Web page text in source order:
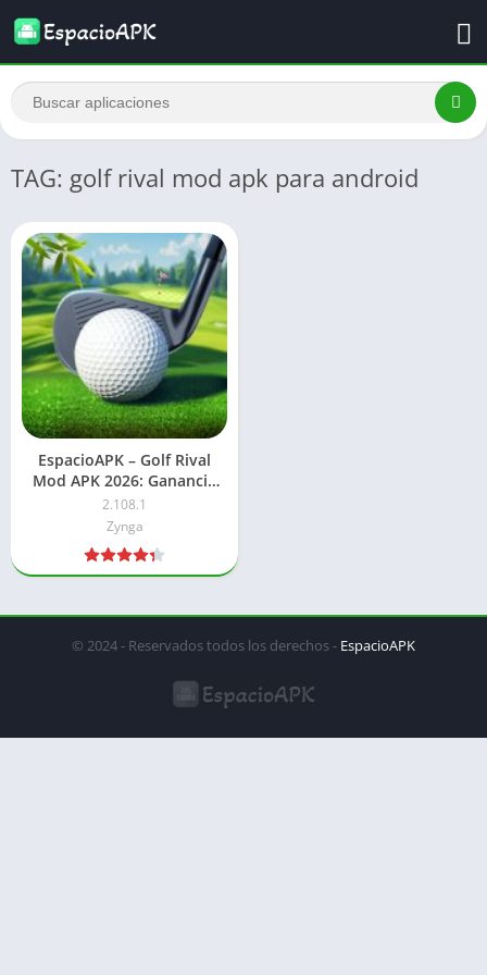
TAG: golf rival mod apk para android
EspacioAPK – Golf Rival
Mod APK 2026: Ganancia
automática
2.108.1
Zynga
© 2024 - Reservados todos los derechos - EspacioAPK